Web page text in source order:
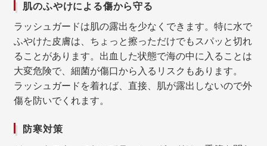
肌のふやけによる傷から守る
ラッシュガードは肌の露出を少なくできます。特に水で
ふやけた皮膚は、ちょっと擦っただけでもスパッと切れ
ることがあります。出血した状態で海の中に入ることは
大変危険で、細菌が傷口から入るリスクもあります。
ラッシュガードを着れば、直接、肌が露出しないので外
傷を防いでくれます。
防寒対策